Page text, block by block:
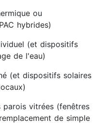
ou
hybrides)
(et dispositifs
de l'eau)
(et dispositifs solaires
parois vitrées (fenêtres
de simple